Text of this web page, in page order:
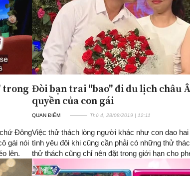
trong
Đông
gái nói
lên.
Đòi bạn trai "bao" đi du lịch châu
quyền của con gái
QUAN ĐIỂM Thứ 4, 28/08/2019 | 12:11
Việc thử thách lòng người khác như con dao
tình yêu đôi khi cũng cần phải có những thử
thử thách cũng chỉ nên đặt trong giới hạn cho